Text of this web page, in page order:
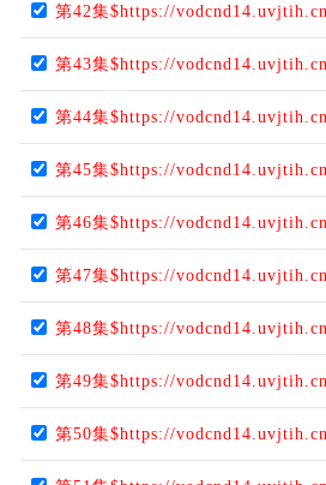
第42集$https://
第43集$https://
第44集$https://
第45集$https://
第46集$https://
第47集$https://
第48集$https://
第49集$https://
第50集$https://